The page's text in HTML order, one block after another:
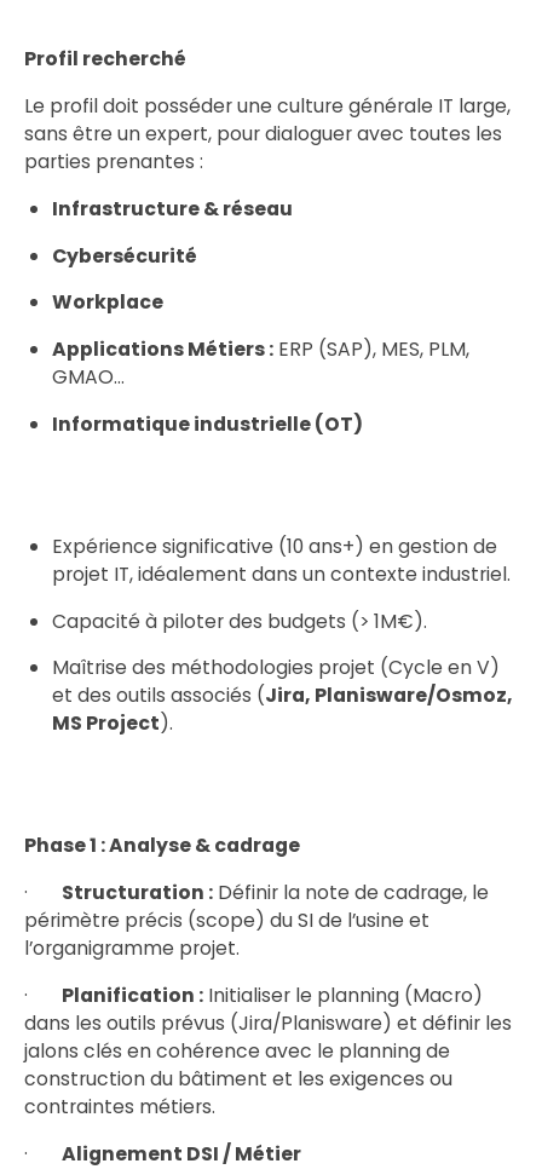
Profil recherché
Le profil doit posséder une culture générale IT large,
sans être un expert, pour dialoguer avec toutes les
parties prenantes :
Infrastructure & réseau
Cybersécurité
Workplace
Applications Métiers : ERP (SAP), MES, PLM,
GMAO…
Informatique industrielle (OT)
Expérience significative (10 ans+) en gestion de
projet IT, idéalement dans un contexte industriel.
Capacité à piloter des budgets (> 1M€).
Maîtrise des méthodologies projet (Cycle en V)
et des outils associés (Jira, Planisware/Osmoz,
MS Project).
Phase 1 : Analyse & cadrage
· Structuration :Définir la note de cadrage, le
périmètre précis (scope) du SI de l’usine et
l’organigramme projet.
· Planification :Initialiser le planning (Macro)
dans les outils prévus (Jira/Planisware) et définir les
jalons clés en cohérence avec le planning de
construction du bâtiment et les exigences ou
contraintes métiers.
· Alignement DSI / Métier